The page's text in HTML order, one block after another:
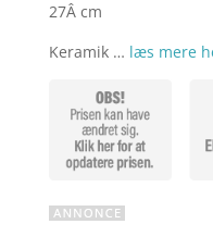
27Â cm
Keramik … læs mere